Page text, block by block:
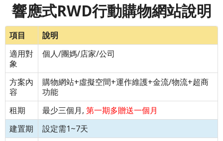
響應式RWD行動購物網站說明
項目
說明
適用對
象
個人/團媽/店家/公司
方案內
容
購物網站+虛擬空間+運作維護+金流/物流+超商
功能
租期
最少三個月, 第一期多贈送一個月
建置期
設定需1~7天